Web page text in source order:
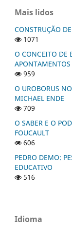
Mais lidos
CONSTRUÇÃO
1071
O CONCEITO DE
959
O UROBORUS
MICHAEL ENDE
709
O SABER E O
FOUCAULT
606
PEDRO DEMO:
EDUCATIVO
516
Idioma